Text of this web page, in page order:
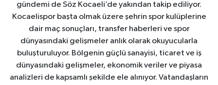
gündemi de Söz Kocaeli’de yakından takip ediliyor.
Kocaelispor başta olmak üzere şehrin spor kulüplerine
dair maç sonuçları, transfer haberleri ve spor
dünyasındaki gelişmeler anlık olarak okuyucularla
buluşturuluyor. Bölgenin güçlü sanayisi, ticaret ve iş
dünyasındaki gelişmeler, ekonomik veriler ve piyasa
analizleri de kapsamlı şekilde ele alınıyor. Vatandaşların